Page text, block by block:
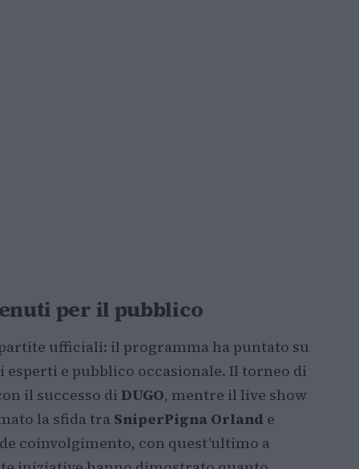
per il pubblico
ufficiali: il programma ha puntato su
e pubblico occasionale. Il torneo di
il successo di DUGO, mentre il live show
la sfida traSniperPigna Orland e
coinvolgimento, con quest’ultimo a